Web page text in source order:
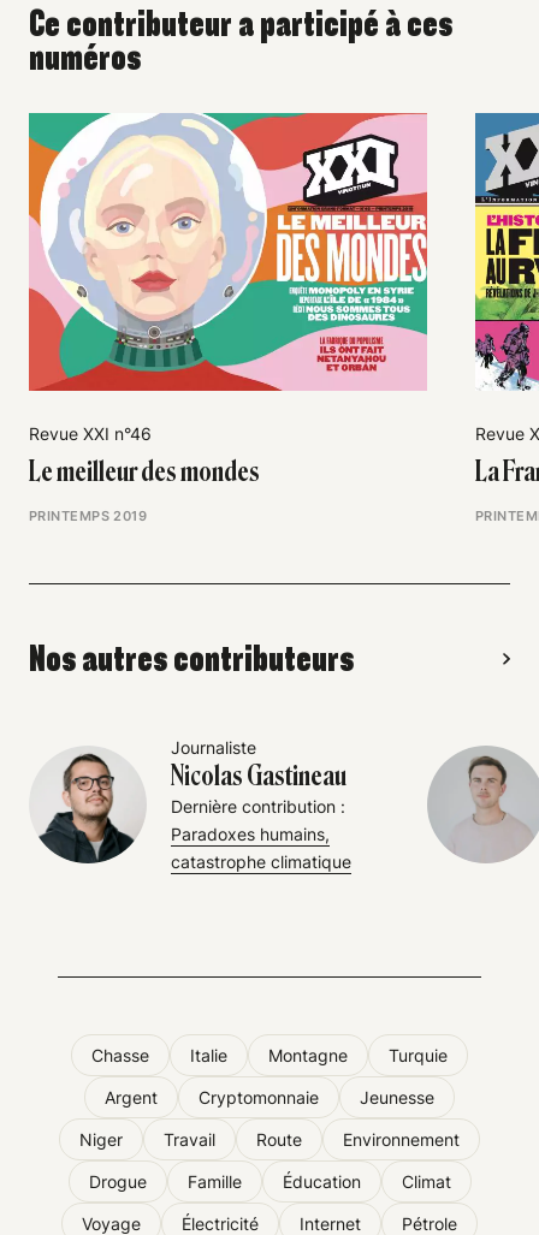
Ce contributeur a participé à ces
numéros
Revue XXI n°46
Le meilleur des mondes
PRINTEMPS 2019
Revue
La
Nos autres contributeurs
Journaliste
Nicolas Gastineau
Dernière contribution :
Paradoxes humains,
catastrophe climatique
Chasse Italie Montagne Turquie
Argent Cryptomonnaie Jeunesse
Niger Travail Route Environnement
Drogue Famille Éducation Climat
Voyage Électricité Internet Pétrole